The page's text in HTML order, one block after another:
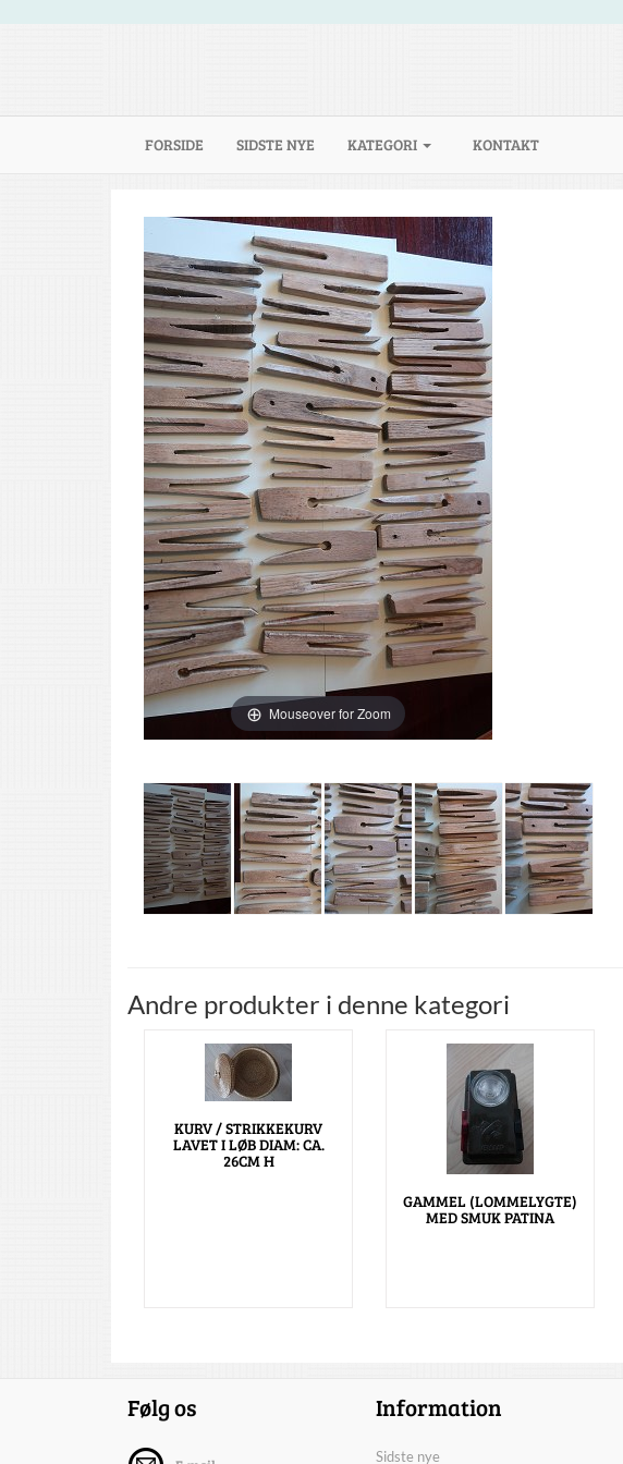
FORSIDE (CURRENT)
SIDSTE NYE KATEGORI KONTAKT
Mouseover for Zoom
Andre produkter i denne kategori
KURV / STRIKKEKURV
LAVET I LØB DIAM: CA.
26CM H
GAMMEL (LOMMELYGTE)
MED SMUK PATINA
Følg os Information
Sidste nye